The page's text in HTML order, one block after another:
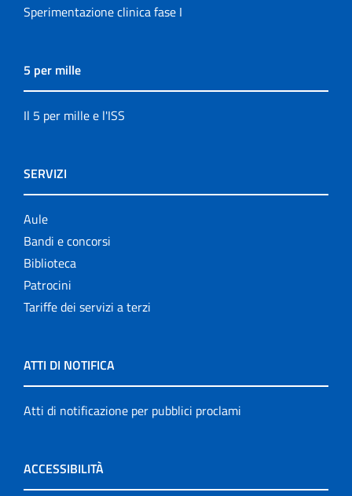
Sperimentazione clinica fase I
5 per mille
Il 5 per mille e l'ISS
SERVIZI
Aule
Bandi e concorsi
Biblioteca
Patrocini
Tariffe dei servizi a terzi
ATTI DI NOTIFICA
Atti di notificazione per pubblici proclami
ACCESSIBILITÀ